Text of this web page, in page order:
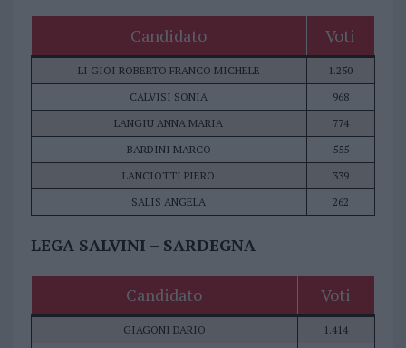
Candidato Voti
LI GIOI ROBERTO FRANCO MICHELE
1.250
CALVISI SONIA
968
LANGIU ANNA MARIA
774
BARDINI MARCO
555
LANCIOTTI PIERO
339
SALIS ANGELA
262
LEGA SALVINI – SARDEGNA
Candidato Voti
GIAGONI DARIO
1.414